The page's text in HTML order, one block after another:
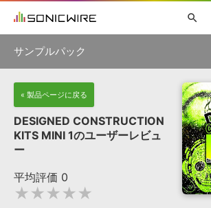
ソフト音源 »
プラグイン・エフェクト »
サンプルパック »
キャンペーン »
特集 »
製品サポート情報 »
search
初音ミク NT 巡音ル
KAITO V3
VOCALOID TOONTRACK
VIENNA
EZ DRUMMER 3 SERUM
ラ
ボーカル抜き出
サンプルパック
製品一覧
ジャンル
メーカー
« 製品ページに戻る
DESIGNED CONSTRUCTION
KITS MINI 1のユーザーレビュ
ー
平均評価 0
★★★★★